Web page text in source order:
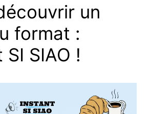
un
format :
SI SIAO !